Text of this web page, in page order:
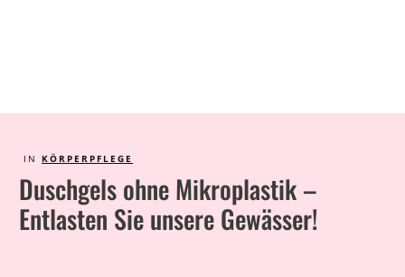
IN KÖRPERPFLEGE
Duschgels ohne Mikroplastik –
Entlasten Sie unsere Gewässer!